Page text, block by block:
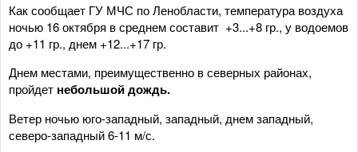
Как сообщает ГУ МЧС по Ленобласти, температура воздуха
ночью 16 октября в среднем составит +3...+8 гр., у водоемов
до +11 гр., днем +12...+17 гр.
Днем местами, преимущественно в северных районах,
пройдет небольшой дождь.
Ветер ночью юго-западный, западный, днем западный,
северо-западный 6-11 м/с.